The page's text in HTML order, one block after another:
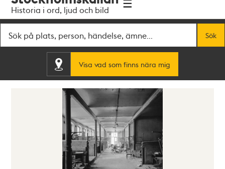
navigationen
huvudinnehållet
Historia i ord, ljud och bild
Sök
Visa vad som finns nära mig